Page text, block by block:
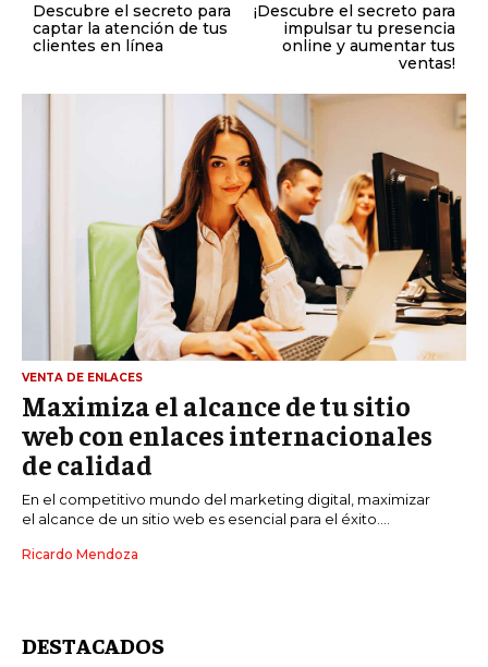
Descubre el secreto para
captar la atención de tus
clientes en línea
¡Descubre el secreto para
impulsar tu presencia
online y aumentar tus
ventas!
VENTA DE ENLACES
Maximiza el alcance de tu sitio
web con enlaces internacionales
de calidad
En el competitivo mundo del marketing digital, maximizar
el alcance de un sitio web es esencial para el éxito....
Ricardo Mendoza
DESTACADOS